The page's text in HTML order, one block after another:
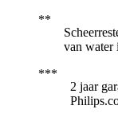
van water
2 jaar